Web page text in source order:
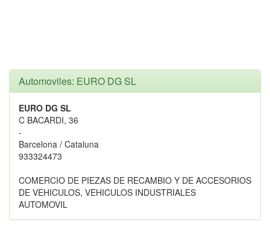
Automoviles: EURO DG SL
EURO DG SL
C BACARDI, 36
-
Barcelona / Cataluna
933324473
COMERCIO DE PIEZAS DE RECAMBIO Y DE ACCESORIOS
DE VEHICULOS, VEHICULOS INDUSTRIALES
AUTOMOVIL